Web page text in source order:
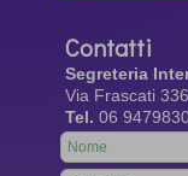
Contatti
Segreteria
Via Frascati
Tel. 06
Leave
this